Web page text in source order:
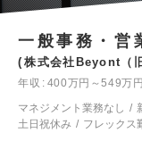
一般事務・営
株式会社Beyont（
年収
400万円～549万円
マネジメント業務なし
土日祝休み
フレックス